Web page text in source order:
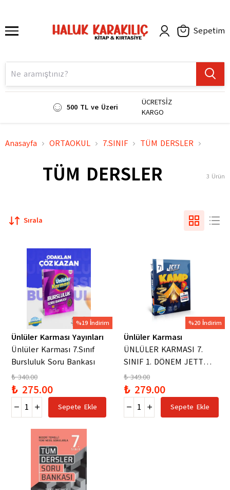
Sepetim
500 TL ve Üzeri
ÜCRETSİZ
KARGO
Anasayfa ORTAOKUL 7.SINIF TÜM DERSLER
TÜM DERSLER 3 Ürün
Sırala
%19 İndirim
Ünlüler Karması Yayınları
Ünlüler Karması 7.Sınıf
Bursluluk Soru Bankası
₺ 340.00
₺ 275.00
Sepete Ekle
%20 İndirim
Ünlüler Karması
ÜNLÜLER KARMASI 7.
SINIF 1. DÖNEM JETT
KAMP 10 FASİKÜL
₺ 349.00
₺ 279.00
Sepete Ekle